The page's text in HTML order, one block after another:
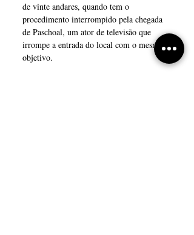
de vinte andares, quando tem o
procedimento interrompido pela chegada
de Paschoal, um ator de televisão que
irrompe a entrada do local com o mesmo
objetivo.